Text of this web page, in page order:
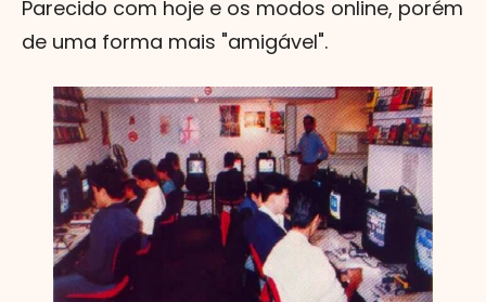
Parecido com hoje e os modos online, porém
de uma forma mais "amigável".